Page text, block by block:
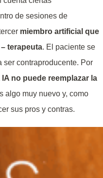
de sesiones de
miembro artificial que
terapeuta. El paciente se
ser contraproducente. Por
IA no puede reemplazar la
algo muy nuevo y, como
sus pros y contras.